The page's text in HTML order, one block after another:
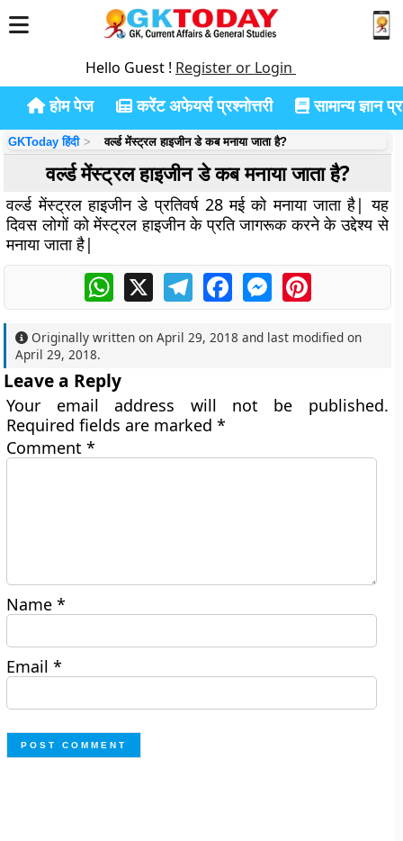
Hello Guest ! Register or Login
होम पेज करेंट अफेयर्स प्रश्नोत्तरी सामान्य ज्ञान
GKToday हिंदी वर्ल्ड मेंस्ट्रल हाइजीन डे कब मनाया जाता है?
वर्ल्ड मेंस्ट्रल हाइजीन डे कब मनाया जाता है?
वर्ल्ड मेंस्ट्रल हाइजीन डे प्रतिवर्ष 28 मई को मनाया जाता है| यह
दिवस लोगों को मेंस्ट्रल हाइजीन के प्रति जागरूक करने के उद्देश्य से
मनाया जाता है|
WhatsApp
X TelegramFacebookMessengerPinterest
Originally written onApril 29, 2018 and last modified on
April 29, 2018.
Leave a Reply
Your email address will not be published.
Required fields are marked*
Comment*
Name*
Email*